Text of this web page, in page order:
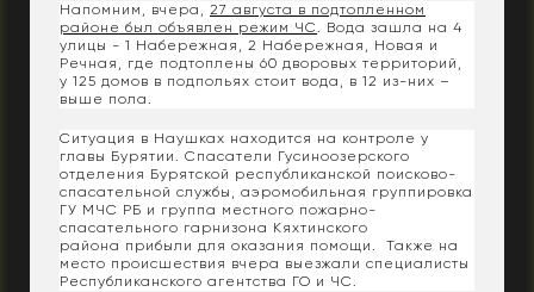
Напомним, вчера, 27 августа в подтопленном
районе был объявлен режим ЧС. Вода зашла на 4
улицы - 1 Набережная, 2 Набережная, Новая и
Речная, где подтоплены 60 дворовых территорий,
у 125 домов в подпольях стоит вода, в 12 из-них –
выше пола.
Ситуация в Наушках находится на контроле у
главы Бурятии. Спасатели Гусиноозерского
отделения Бурятской республиканской поисково-
спасательной службы, аэромобильная группировка
ГУ МЧС РБ и группа местного пожарно-
спасательного гарнизона Кяхтинского
района прибыли для оказания помощи. Также на
место происшествия вчера выезжали специалисты
Республиканского агентства ГО и ЧС.